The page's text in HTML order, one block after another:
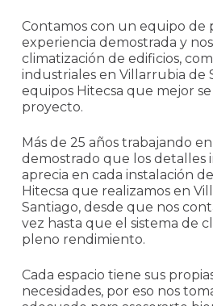
Contamos con un equipo de
experiencia demostrada y
climatización de edificios,
industriales en Villarrubia de
equipos Hitecsa que mejor
proyecto.
Más de 25 años trabajando
demostrado que los detalles
aprecia en cada instalación
Hitecsa que realizamos en
Santiago, desde que nos
vez hasta que el sistema de
pleno rendimiento.
Cada espacio tiene sus
necesidades, por eso nos